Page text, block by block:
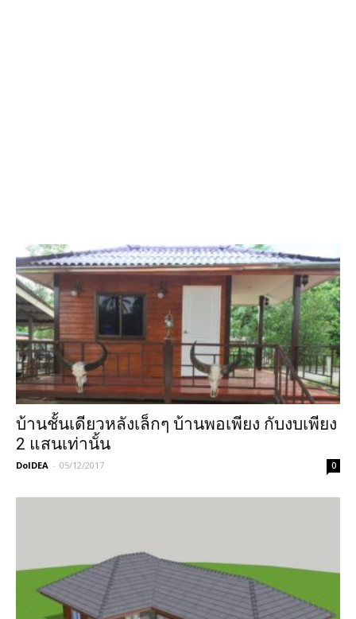
บ้านชั้นเดียวหลังเล็กๆ บ้านพอเพียง กับงบเพียง
2 แสนเท่านั้น
DoIDEA - 05/12/2017 0